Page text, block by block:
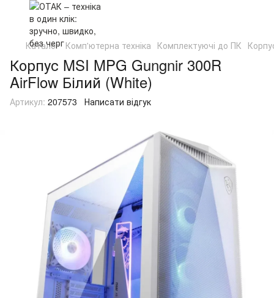
Каталог Комп'ютерна техніка Комплектуючі до ПК
Корпус MSI MPG Gungnir 300R
AirFlow Білий (White)
Артикул: 207573 Написати відгук